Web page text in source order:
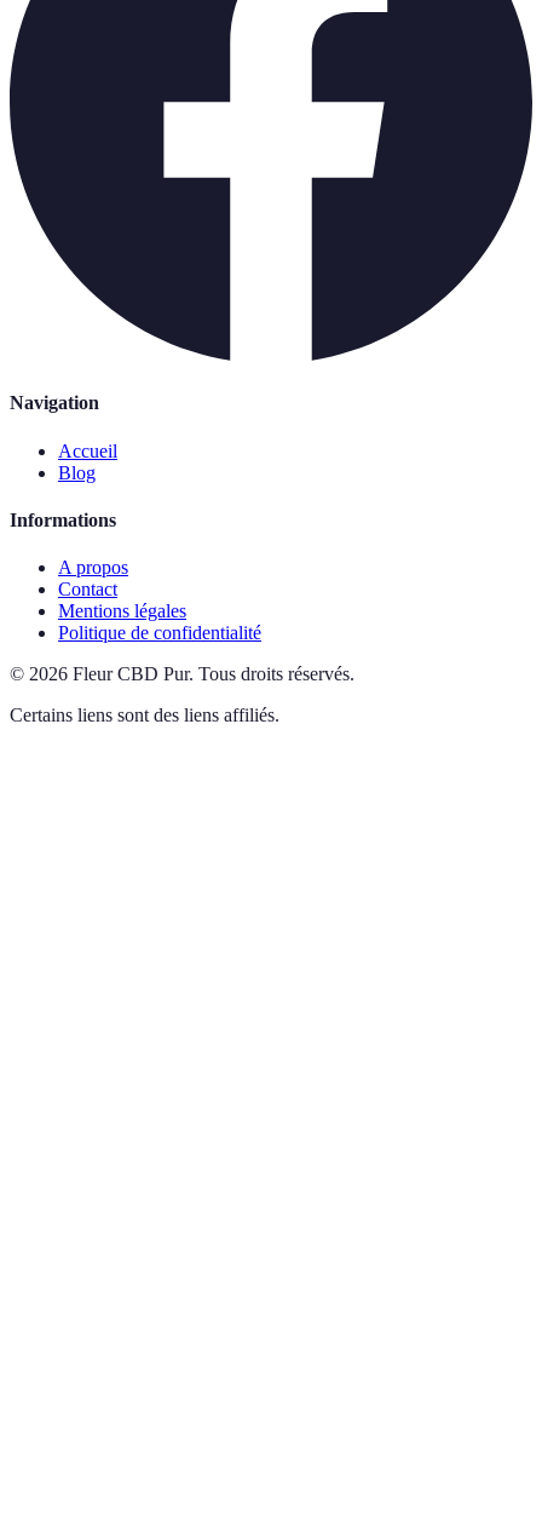
Navigation
Accueil
Blog
Informations
A propos
Contact
Mentions légales
Politique de confidentialité
© 2026 Fleur CBD Pur. Tous droits réservés.
Certains liens sont des liens affiliés.